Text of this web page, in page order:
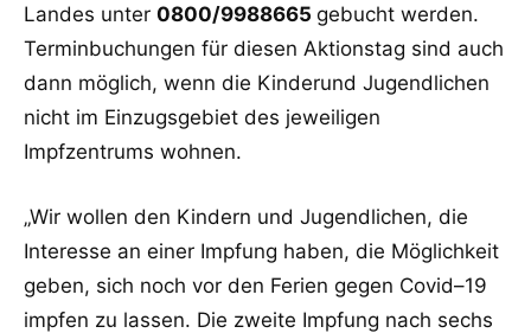
Landes unter 0800/9988665 gebucht werden.
Terminbuchungen für diesen Aktionstag sind auch
dann möglich, wenn die Kinderund Jugendlichen
nicht im Einzugsgebiet des jeweiligen
Impfzentrums wohnen.
„Wir wollen den Kindern und Jugendlichen, die
Interesse an einer Impfung haben, die Möglichkeit
geben, sich noch vor den Ferien gegen Covid–19
impfen zu lassen. Die zweite Impfung nach sechs